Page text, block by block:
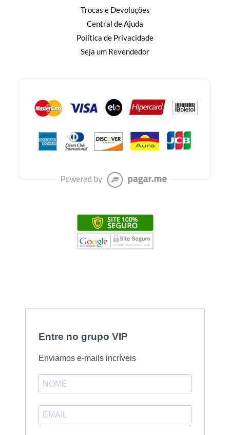
Trocas e Devoluções
Central de Ajuda
Politica de Privacidade
Seja um Revendedor
Entre no grupo VIP
Enviamos e-mails incríveis